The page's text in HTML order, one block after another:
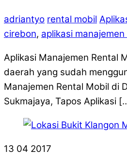
adriantyo rental mobil
cirebon, aplikasi
Aplikasi Manajemen Rental
daerah yang sudah
Manajemen Rental Mobil di
Sukmajaya, Tapos Aplikasi
13 04 2017